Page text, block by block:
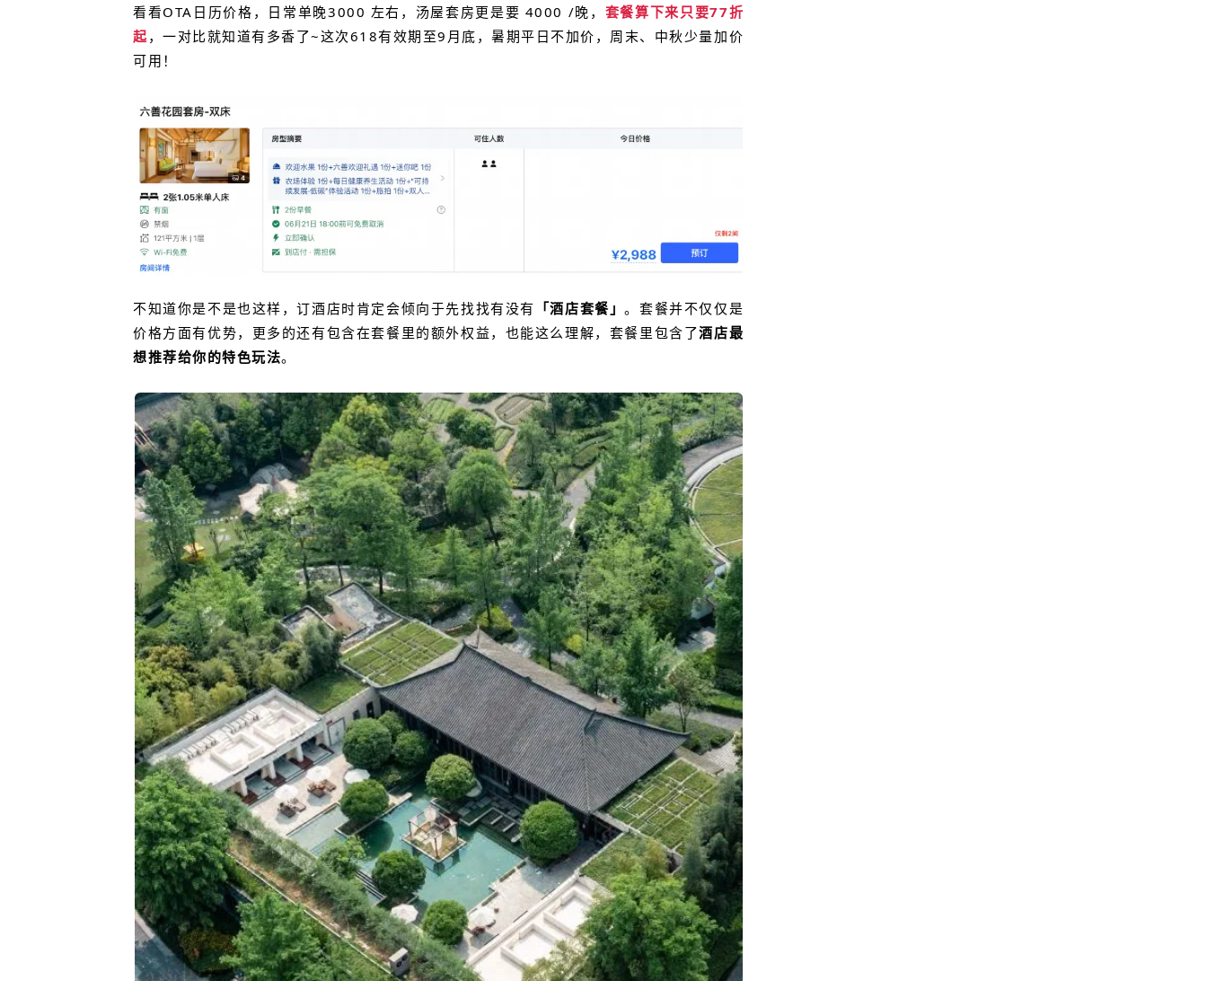
看看OTA日历价格，日常单晚3000 左右，汤屋套房更是要 4000 /晚， 套餐算下来只要77折
起 ，一对比就知道有多香了~这次618有效期至9月底，暑期平日不加价，周末、中秋少量加价
可用！
不知道你是不是也这样，订酒店时肯定会倾向于先找找有没有 「酒店套餐」。套餐并不仅仅是
价格方面有优势，更多的还有包含在套餐里的额外权益 ，也能这么理解，套餐里包含了酒店最
想推荐给你的特色玩法。